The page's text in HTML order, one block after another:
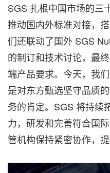
SGS 扎根中国市场的三
推动国内外标准对接，
们还联动了国外 SGS
的制订和技术讨论，最
端产品要求。今天，我
是对东方甄选坚守品质
务的肯定。SGS 将持续
力，研发和完善符合国
管机构保持紧密协作，